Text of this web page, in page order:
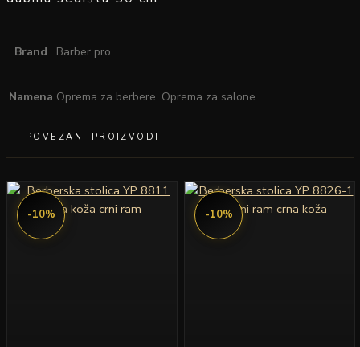
Brand Barber pro
Namena Oprema za berbere, Oprema za salone
POVEZANI PROIZVODI
-10% -10%